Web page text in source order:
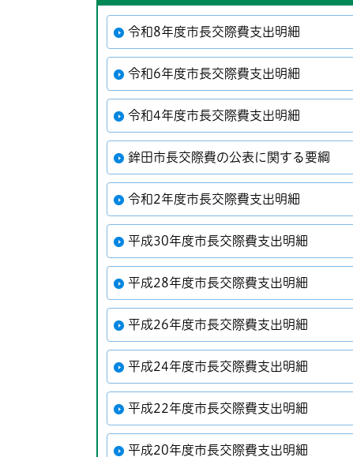
令和8年度市長交際費支出明細
令和6年度市長交際費支出明細
令和4年度市長交際費支出明細
鉾田市長交際費の公表に関する要綱
令和2年度市長交際費支出明細
平成30年度市長交際費支出明細
平成28年度市長交際費支出明細
平成26年度市長交際費支出明細
平成24年度市長交際費支出明細
平成22年度市長交際費支出明細
平成20年度市長交際費支出明細